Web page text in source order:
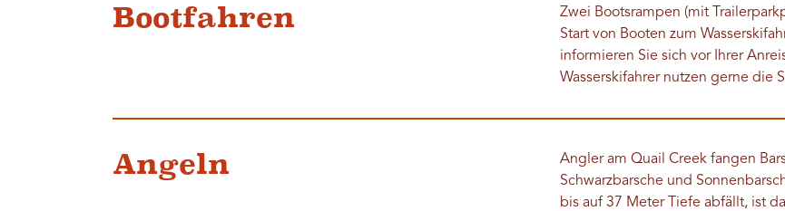
Bootfahren
Zwei Bootsrampen (mit
Start von Booten zum
informieren Sie sich vor Ihrer
Wasserskifahrer nutzen gerne die
Angeln
Angler am Quail Creek fangen
Schwarzbarsche und
bis auf 37 Meter Tiefe abfällt, ist